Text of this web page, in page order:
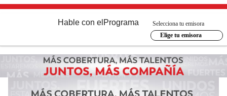
Hable con el Programa
Selecciona tu emisora
Elige tu emisora